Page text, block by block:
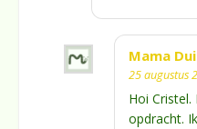
Mama
25 augustus
Hoi
opdracht.